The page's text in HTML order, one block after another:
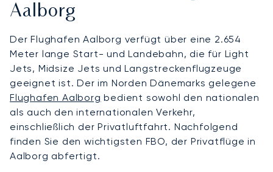
Aalborg
Der Flughafen Aalborg verfügt über eine 2.654
Meter lange Start- und Landebahn, die für Light
Jets, Midsize Jets und Langstreckenflugzeuge
geeignet ist. Der im Norden Dänemarks gelegene
Flughafen Aalborg bedient sowohl den nationalen
als auch den internationalen Verkehr,
einschließlich der Privatluftfahrt. Nachfolgend
finden Sie den wichtigsten FBO, der Privatflüge in
Aalborg abfertigt.